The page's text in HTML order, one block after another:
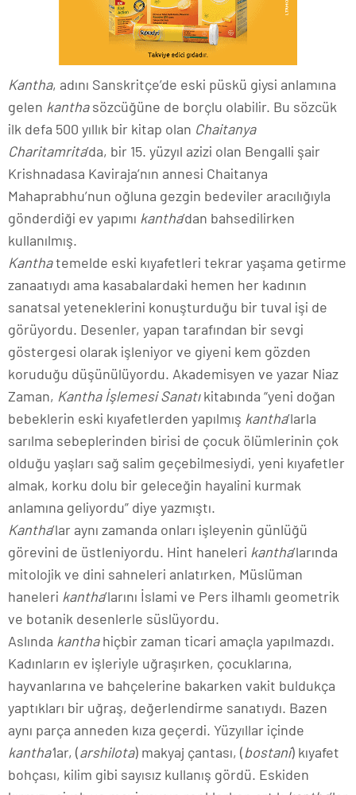
Kantha, adını Sanskritçe’de eski püskü giysi anlamına
gelen kanthasözcüğüne de borçlu olabilir. Bu sözcük
ilk defa 500 yıllık bir kitap olan Chaitanya
Charitamrita’da, bir 15. yüzyıl azizi olan Bengalli şair
Krishnadasa Kaviraja’nın annesi Chaitanya
Mahaprabhu’nun oğluna gezgin bedeviler aracılığıyla
gönderdiği ev yapımı kantha’dan bahsedilirken
kullanılmış.
Kanthatemelde eski kıyafetleri tekrar yaşama getirme
zanaatıydı ama kasabalardaki hemen her kadının
sanatsal yeteneklerini konuşturduğu bir tuval işi de
görüyordu. Desenler, yapan tarafından bir sevgi
göstergesi olarak işleniyor ve giyeni kem gözden
koruduğu düşünülüyordu. Akademisyen ve yazar Niaz
Zaman, Kantha İşlemesi Sanatıkitabında “yeni doğan
bebeklerin eski kıyafetlerden yapılmış kantha’larla
sarılma sebeplerinden birisi de çocuk ölümlerinin çok
olduğu yaşları sağ salim geçebilmesiydi, yeni kıyafetler
almak, korku dolu bir geleceğin hayalini kurmak
anlamına geliyordu” diye yazmıştı.
Kantha’lar aynı zamanda onları işleyenin günlüğü
görevini de üstleniyordu. Hint haneleri kantha’larında
mitolojik ve dini sahneleri anlatırken, Müslüman
haneleri kantha’larını İslami ve Pers ilhamlı geometrik
ve botanik desenlerle süslüyordu.
Aslında kanthahiçbir zaman ticari amaçla yapılmazdı.
Kadınların ev işleriyle uğraşırken, çocuklarına,
hayvanlarına ve bahçelerine bakarken vakit buldukça
yaptıkları bir uğraş, değerlendirme sanatıydı. Bazen
aynı parça anneden kıza geçerdi. Yüzyıllar içinde
kantha’lar, (arshilota) makyaj çantası, (bostani) kıyafet
bohçası, kilim gibi sayısız kullanış gördü. Eskiden